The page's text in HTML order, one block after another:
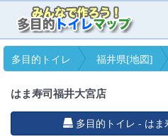
多目的トイレ
福井県[地図]
はま寿司福井大宮店
多目的トイレ - はま